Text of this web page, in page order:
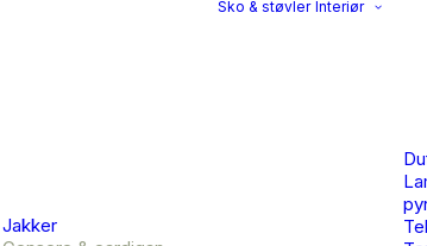
Jakker
Sko & støvler Interiør